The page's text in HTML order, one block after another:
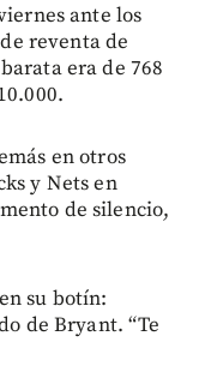
ante los
reventa de
era de 768
en otros
y Nets en
de silencio,
su botín:
de Bryant. “Te